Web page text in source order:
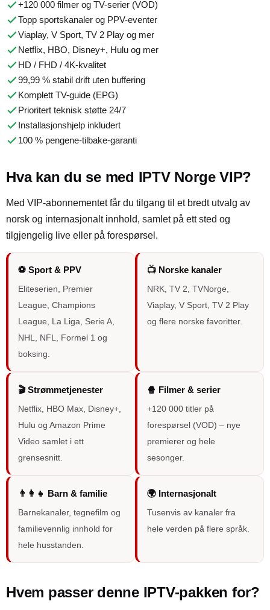
+120 000 filmer og TV-serier (VOD)
Topp sportskanaler og PPV-eventer
Viaplay, V Sport, TV 2 Play og mer
Netflix, HBO, Disney+, Hulu og mer
HD / FHD / 4K-kvalitet
99,99 % stabil drift uten buffering
Komplett TV-guide (EPG)
Prioritert teknisk støtte 24/7
Installasjonshjelp inkludert
100 % pengene-tilbake-garanti
Hva kan du se med IPTV Norge VIP?
Med VIP-abonnementet får du tilgang til et bredt utvalg av
norsk og internasjonalt innhold, samlet på ett sted og
tilgjengelig live eller på forespørsel.
⚽ Sport & PPV
Eliteserien, Premier
League, Champions
League, La Liga, Serie A,
NHL, NFL, Formel 1 og
boksing.
📺 Norske kanaler
NRK, TV 2, TVNorge,
Viaplay, V Sport, TV 2 Play
og flere norske favoritter.
🎬 Strømmetjenester
Netflix, HBO Max, Disney+,
Hulu og Amazon Prime
Video samlet i ett
grensesnitt.
🍿 Filmer & serier
+120 000 titler på
forespørsel (VOD) – nye
premierer og hele
sesonger.
👨‍👩‍👧 Barn & familie
Barnekanaler, tegnefilm og
familievennlig innhold for
hele husstanden.
🌍 Internasjonalt
Tusenvis av kanaler fra
hele verden på flere språk.
Hvem passer denne IPTV-pakken for?